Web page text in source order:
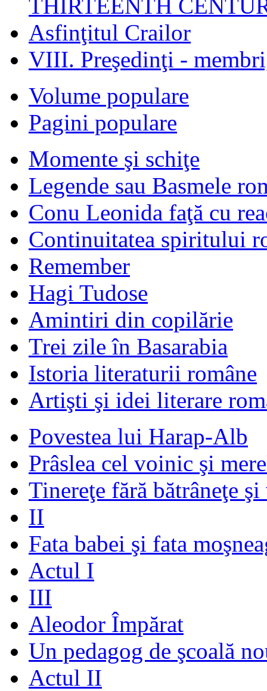
THIRTEENTH
Asfinţitul Crailor
VIII. Preşedinţi -
Volume populare
Pagini populare
Momente şi schiţe
Legende sau Basmele
Conu Leonida faţă cu
Continuitatea spiritului
Remember
Hagi Tudose
Amintiri din copilărie
Trei zile în Basarabia
Istoria literaturii române
Artişti şi idei literare
Povestea lui Harap-Alb
Prâslea cel voinic şi
Tinereţe fără bătrâneţe
II
Fata babei şi fata
Actul I
III
Aleodor Împărat
Un pedagog de şcoală
Actul II